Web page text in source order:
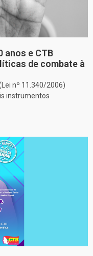
anos e CTB
de combate à
nº 11.340/2006)
instrumentos